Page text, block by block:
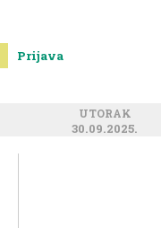
Prijava
UTORAK
30.09.2025.